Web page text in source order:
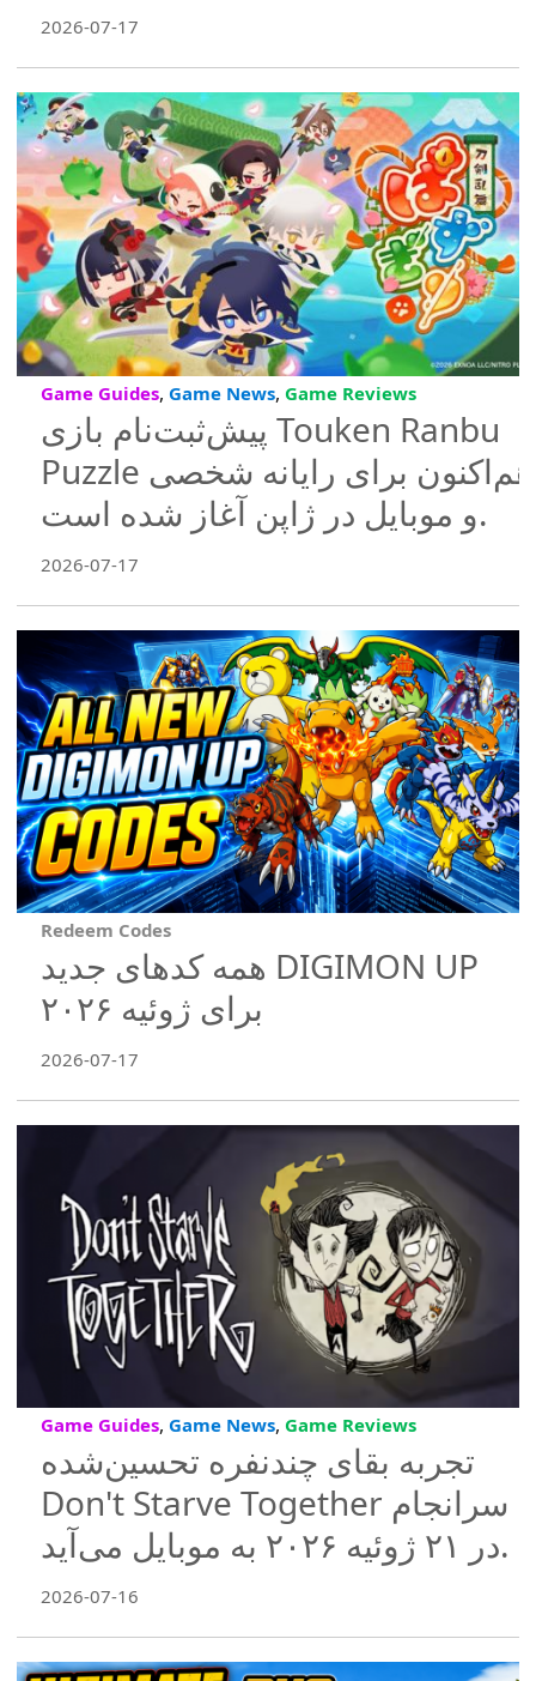
2026-07-17
Game Guides, Game News, Game Reviews
پیش‌ثبت‌نام بازی Touken Ranbu
Puzzle هم‌اکنون برای رایانه شخصی
و موبایل در ژاپن آغاز شده است.
2026-07-17
Redeem Codes
همه کدهای جدید DIGIMON UP
برای ژوئیه ۲۰۲۶
2026-07-17
Game Guides, Game News, Game Reviews
تجربه بقای چندنفره تحسین‌شده
Don't Starve Together سرانجام
در ۲۱ ژوئیه ۲۰۲۶ به موبایل می‌آید.
2026-07-16